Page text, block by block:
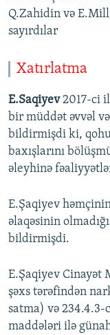
Q.Zahidin və
sayırdılar
Xatırlatma
E.Saqiyev2017-ci
bir müddət əvvəl
bildirmişdi ki,
baxışlarını
əleyhinə
E.Şaqiyev
əlaqəsinin
bildirmişdi.
E.Şaqiyev Cinayət
şəxs tərəfindən
satma) və
maddələri ilə